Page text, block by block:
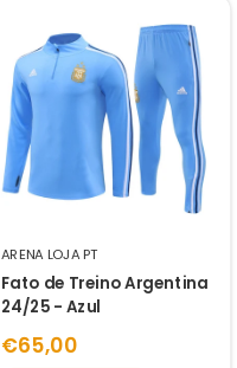
ARENA LOJA PT
Fato de Treino Argentina
24/25 - Azul
€65,00